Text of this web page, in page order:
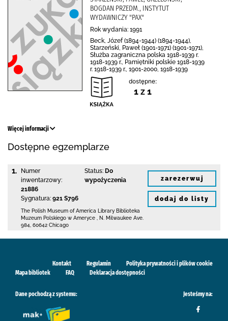
BOGDAN PRZEDM., INSTYTUT
WYDAWNICZY "PAX"
Rok wydania: 1991
Beck, Józef (1894-1944) (1894-1944),
Starzeński, Paweł (1901-1971) (1901-1971),
Służba zagraniczna polska 1918-1939 r.
1918-1939 r., Pamiętniki polskie 1918-1939
r. 1918-1939 r., 1901-2000, 1918-1939
dostępne:
1 z 1
Więcej informacji
Dostępne egzemplarze
1.
Numer
inwentarzowy:
21886
Sygnatura: 921 S796
Status: Do
wypożyczenia
The Polish Museum of America Library Biblioteka
Muzeum Polskiego w Ameryce
N. Milwaukee Ave.
984 60642 Chicago
zarezerwuj
dodaj do listy
Kontakt Regulamin
Polityka prywatności i plików cookie
Mapa bibliotek
FAQ Deklaracja dostępności
Dane pochodzą z systemu: Jesteśmy na: